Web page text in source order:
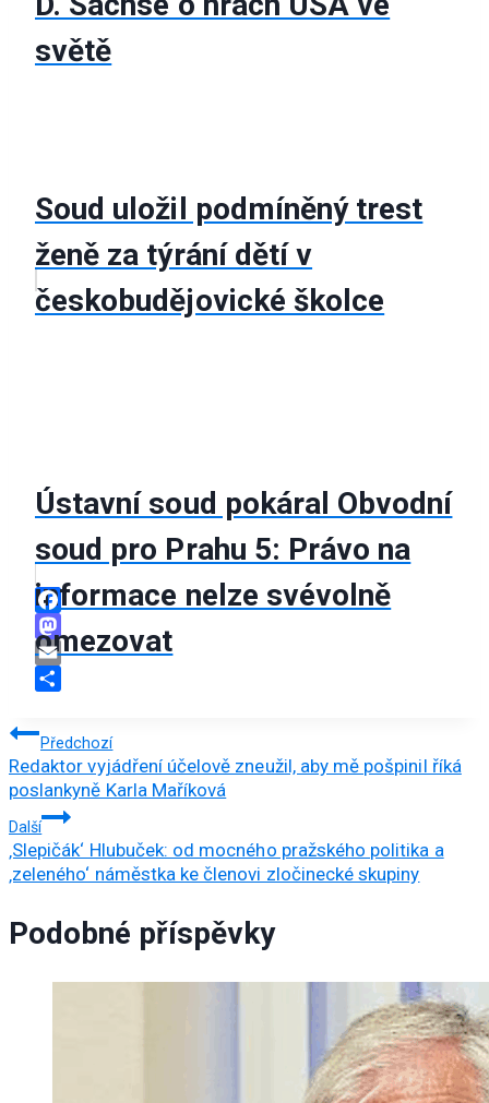
světě
Soud uložil podmíněný trest
ženě za týrání dětí v
českobudějovické školce
Ústavní soud pokáral Obvodní
soud pro Prahu 5: Právo na
informace nelze svévolně
omezovat
Facebook
Mastodon
Email
Navigace
pro
příspěvek
Předchozí
Redaktor vyjádření účelově zneužil, aby mě pošpinil říká
poslankyně Karla Maříková
Další
‚Slepičák‘ Hlubuček: od mocného pražského politika a
‚zeleného‘ náměstka ke členovi zločinecké skupiny
Podobné příspěvky